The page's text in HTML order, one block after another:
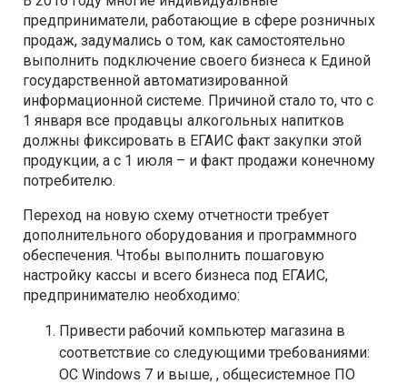
предприниматели, работающие в сфере розничных
продаж, задумались о том, как самостоятельно
выполнить подключение своего бизнеса к Единой
государственной автоматизированной
информационной системе. Причиной стало то, что с
1 января все продавцы алкогольных напитков
должны фиксировать в ЕГАИС факт закупки этой
продукции, а с 1 июля – и факт продажи конечному
потребителю.
Переход на новую схему отчетности требует
дополнительного оборудования и программного
обеспечения. Чтобы выполнить пошаговую
настройку кассы и всего бизнеса под ЕГАИС,
предпринимателю необходимо:
Привести рабочий компьютер магазина в
соответствие со следующими требованиями:
ОС Windows 7 и выше, , общесистемное ПО